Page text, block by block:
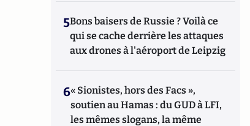
5Bons baisers de Russie ? Voilà ce
qui se cache derrière les attaques
aux drones à l'aéroport de Leipzig
6« Sionistes, hors des Facs »,
soutien au Hamas : du GUD à LFI,
les mêmes slogans, la même